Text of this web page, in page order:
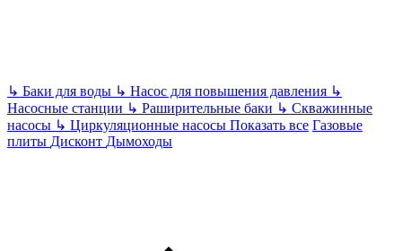
↳ Баки для воды ↳ Насос для повышения давления ↳
Насосные станции ↳ Раширительные баки ↳ Скважинные
насосы ↳ Циркуляционные насосы Показать все Газовые
плиты Дисконт Дымоходы